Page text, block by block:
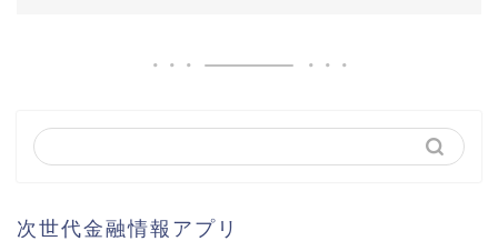
次世代金融情報アプリ